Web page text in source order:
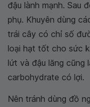
đậu lành mạnh. Sau
phụ. Khuyên dùng
trái cây có chỉ số
loại hạt tốt cho sức
lứt và đậu lăng cũng
carbohydrate có lợi.
Nên tránh dùng đồ